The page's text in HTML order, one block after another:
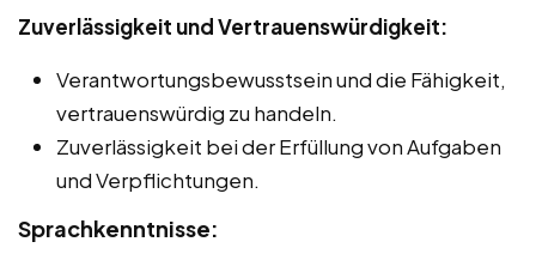
Zuverlässigkeit und Vertrauenswürdigkeit:
Verantwortungsbewusstsein und die Fähigkeit,
vertrauenswürdig zu handeln.
Zuverlässigkeit bei der Erfüllung von Aufgaben
und Verpflichtungen.
Sprachkenntnisse: